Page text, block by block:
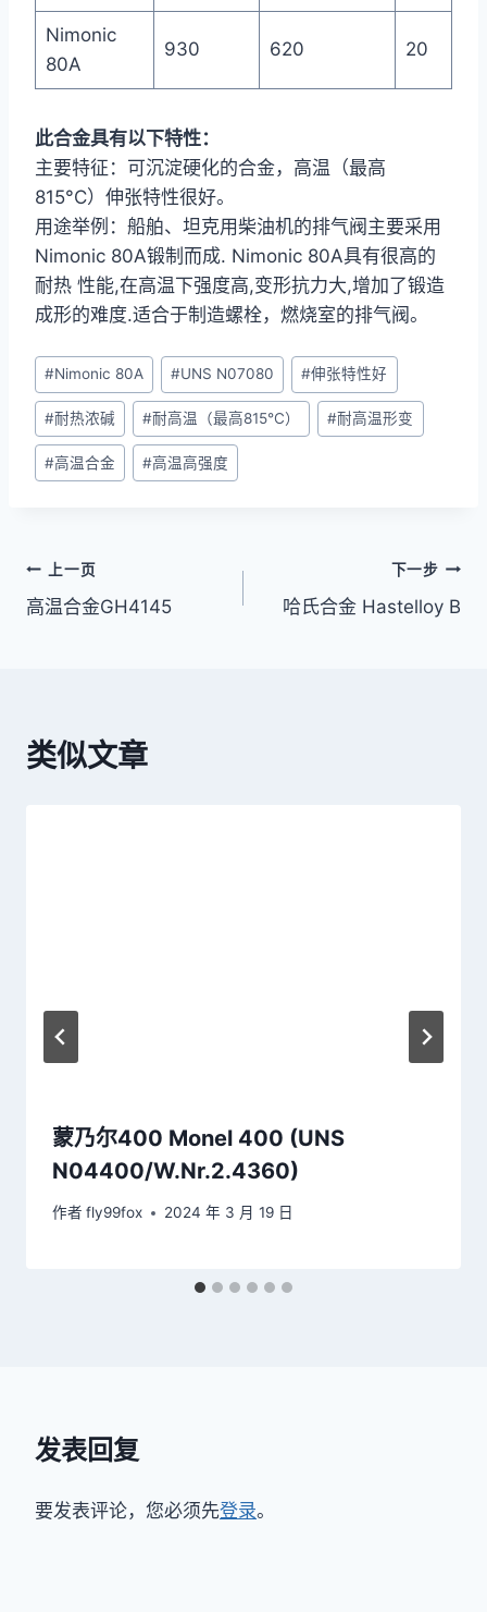
Nimonic
80A
930 620 20
此合金具有以下特性：
主要特征：可沉淀硬化的合金，高温（最高
815°C）伸张特性很好。
用途举例：船舶、坦克用柴油机的排气阀主要采用
Nimonic 80A锻制而成. Nimonic 80A具有很高的
耐热 性能,在高温下强度高,变形抗力大,增加了锻造
成形的难度.适合于制造螺栓，燃烧室的排气阀。
文
章
标
签：
#Nimonic 80A #UNS N07080 #伸张特性好
#耐热浓碱 #耐高温（最高815°C） #耐高温形变
#高温合金 #高温高强度
文
章
上一页
高温合金GH4145
下一步
哈氏合金 Hastelloy B
类似文章
蒙乃尔400 Monel 400 (UNS
N04400/W.Nr.2.4360)
作者 fly99fox 2024 年 3 月 19 日
发表回复
要发表评论，您必须先登录。